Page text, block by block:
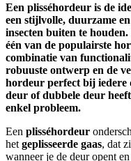
Een plisséhordeur is de
een stijlvolle, duurzame
insecten buiten te
één van de populairste
combinatie van
robuuste ontwerp en de
hordeur perfect bij iedere
deur of dubbele deur
enkel probleem.
Een plisséhordeur
het geplisseerde gaas, dat
wanneer je de deur opent